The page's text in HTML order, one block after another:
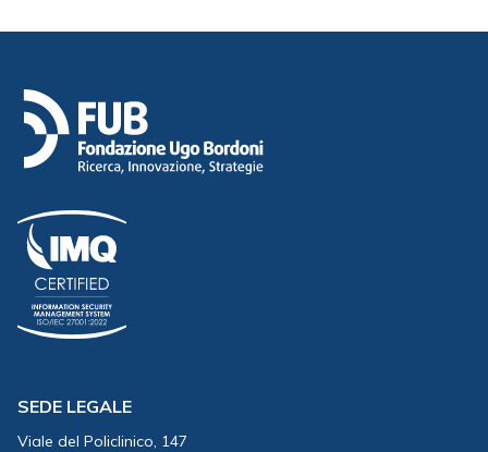
SEDE LEGALE
Viale del Policlinico, 147